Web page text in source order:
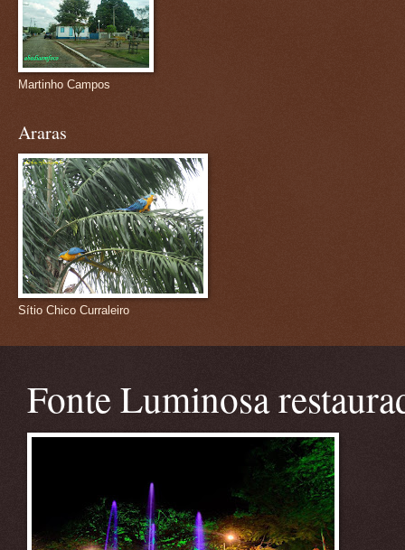
Martinho Campos
Araras
Sítio Chico Curraleiro
Fonte Luminosa